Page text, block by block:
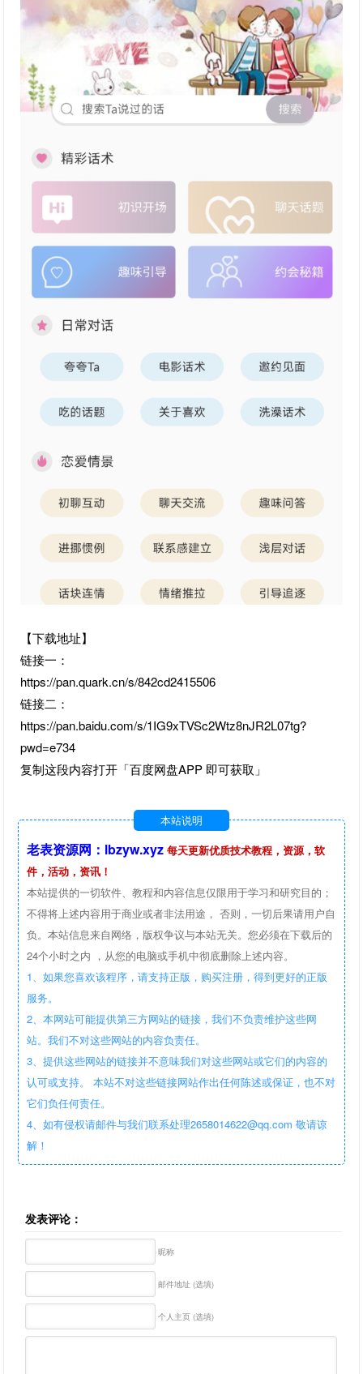
【下载地址】
链接一：
https://pan.quark.cn/s/842cd2415506
链接二：
https://pan.baidu.com/s/1IG9xTVSc2Wtz8nJR2L07tg?
pwd=e734
复制这段内容打开「百度网盘APP 即可获取」
本站说明
老表资源网：lbzyw.xyz 每天更新优质技术教程，资源，软
件，活动，资讯！
本站提供的一切软件、教程和内容信息仅限用于学习和研究目的；
不得将上述内容用于商业或者非法用途， 否则，一切后果请用户自
负。本站信息来自网络，版权争议与本站无关。您必须在下载后的
24个小时之内 ，从您的电脑或手机中彻底删除上述内容。
1、如果您喜欢该程序，请支持正版，购买注册，得到更好的正版
服务。
2、本网站可能提供第三方网站的链接，我们不负责维护这些网
站。我们不对这些网站的内容负责任。
3、提供这些网站的链接并不意味我们对这些网站或它们的内容的
认可或支持。 本站不对这些链接网站作出任何陈述或保证，也不对
它们负任何责任。
4、如有侵权请邮件与我们联系处理2658014622@qq.com 敬请谅
解！
发表评论：
昵称
邮件地址 (选填)
个人主页 (选填)